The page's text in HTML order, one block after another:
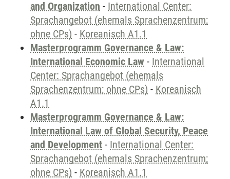
and Organization - International Center:
Sprachangebot (ehemals Sprachenzentrum;
ohne CPs) - Koreanisch A1.1
Masterprogramm Governance & Law:
International Economic Law - International
Center: Sprachangebot (ehemals
Sprachenzentrum; ohne CPs) - Koreanisch
A1.1
Masterprogramm Governance & Law:
International Law of Global Security, Peace
and Development - International Center:
Sprachangebot (ehemals Sprachenzentrum;
ohne CPs) - Koreanisch A1.1